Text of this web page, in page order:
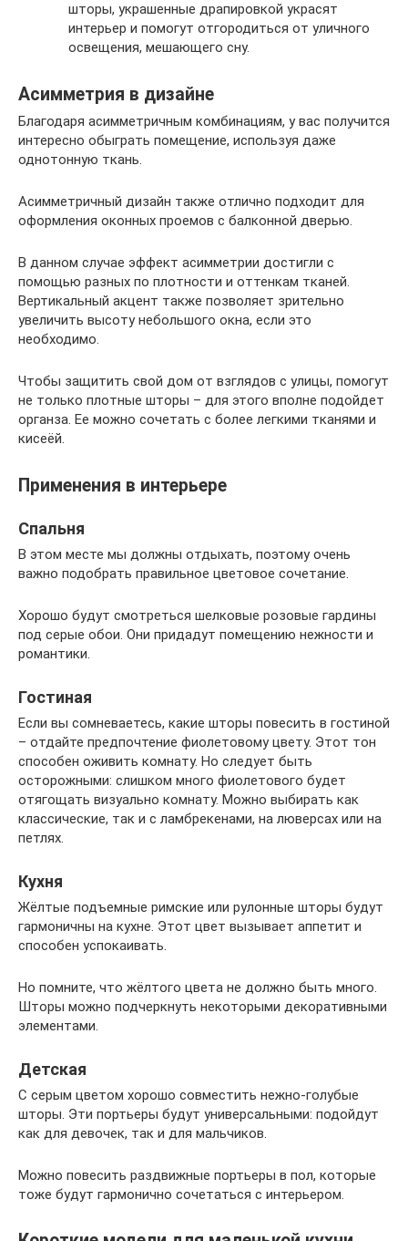
шторы, украшенные драпировкой украсят
интерьер и помогут отгородиться от уличного
освещения, мешающего сну.
Асимметрия в дизайне
Благодаря асимметричным комбинациям, у вас получится
интересно обыграть помещение, используя даже
однотонную ткань.
Асимметричный дизайн также отлично подходит для
оформления оконных проемов с балконной дверью.
В данном случае эффект асимметрии достигли с
помощью разных по плотности и оттенкам тканей.
Вертикальный акцент также позволяет зрительно
увеличить высоту небольшого окна, если это
необходимо.
Чтобы защитить свой дом от взглядов с улицы, помогут
не только плотные шторы – для этого вполне подойдет
органза. Ее можно сочетать с более легкими тканями и
кисеёй.
Применения в интерьере
Спальня
В этом месте мы должны отдыхать, поэтому очень
важно подобрать правильное цветовое сочетание.
Хорошо будут смотреться шелковые розовые гардины
под серые обои. Они придадут помещению нежности и
романтики.
Гостиная
Если вы сомневаетесь, какие шторы повесить в гостиной
– отдайте предпочтение фиолетовому цвету. Этот тон
способен оживить комнату. Но следует быть
осторожными: слишком много фиолетового будет
отягощать визуально комнату. Можно выбирать как
классические, так и с ламбрекенами, на люверсах или на
петлях.
Кухня
Жёлтые подъемные римские или рулонные шторы будут
гармоничны на кухне. Этот цвет вызывает аппетит и
способен успокаивать.
Но помните, что жёлтого цвета не должно быть много.
Шторы можно подчеркнуть некоторыми декоративными
элементами.
Детская
С серым цветом хорошо совместить нежно-голубые
шторы. Эти портьеры будут универсальными: подойдут
как для девочек, так и для мальчиков.
Можно повесить раздвижные портьеры в пол, которые
тоже будут гармонично сочетаться с интерьером.